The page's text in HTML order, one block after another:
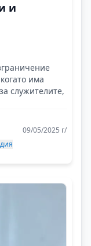
и
има
служителите,
09/05/2025 г/